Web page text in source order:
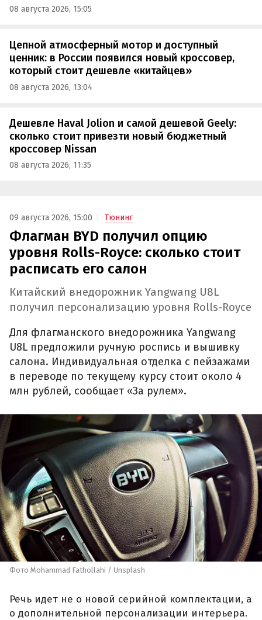
08 августа 2026, 15:05
Цепной атмосферный мотор и доступный
ценник: в России появился новый кроссовер,
который стоит дешевле «китайцев»
08 августа 2026, 13:04
Дешевле Haval Jolion и самой дешевой Geely:
сколько стоит привезти новый бюджетный
кроссовер Nissan
08 августа 2026, 11:35
09 августа 2026, 15:00 Тюнинг
Флагман BYD получил опцию
уровня Rolls-Royce: сколько стоит
расписать его салон
Китайский внедорожник Yangwang U8L
получил персонализацию уровня Rolls-Royce
Для флагманского внедорожника Yangwang
U8L предложили ручную роспись и вышивку
салона. Индивидуальная отделка с пейзажами
в переводе по текущему курсу стоит около 4
млн рублей, сообщает «За рулем».
Фото Mohammad Fathollahi / Unsplash
Речь идет не о новой серийной комплектации, а
о дополнительной персонализации интерьера.